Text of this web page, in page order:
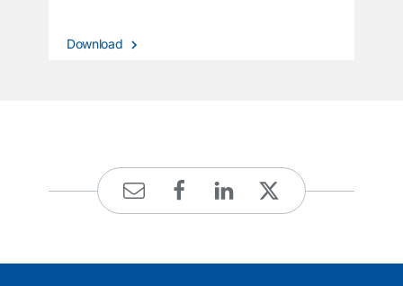
Download